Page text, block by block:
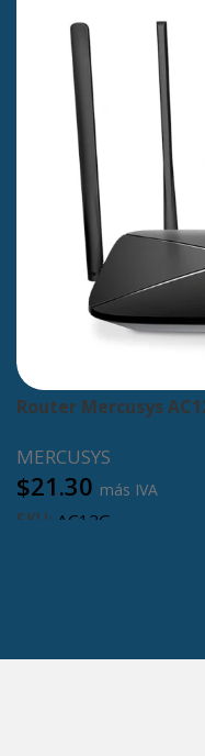
Router Mercusys
MERCUSYS
$21.30 más IVA
SKU: AC12G